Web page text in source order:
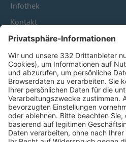
Infothek
Kontakt
HÄUFIG BESUCHTE
Pässe und Vereinswechsel
Trainerausbildung
Schulungsangebot
BFV-Geschäftsstellen
Trainerbörse